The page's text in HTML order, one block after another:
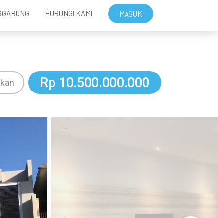
HUBUNGI KAMI MASUK
Rp 10.500.000.000